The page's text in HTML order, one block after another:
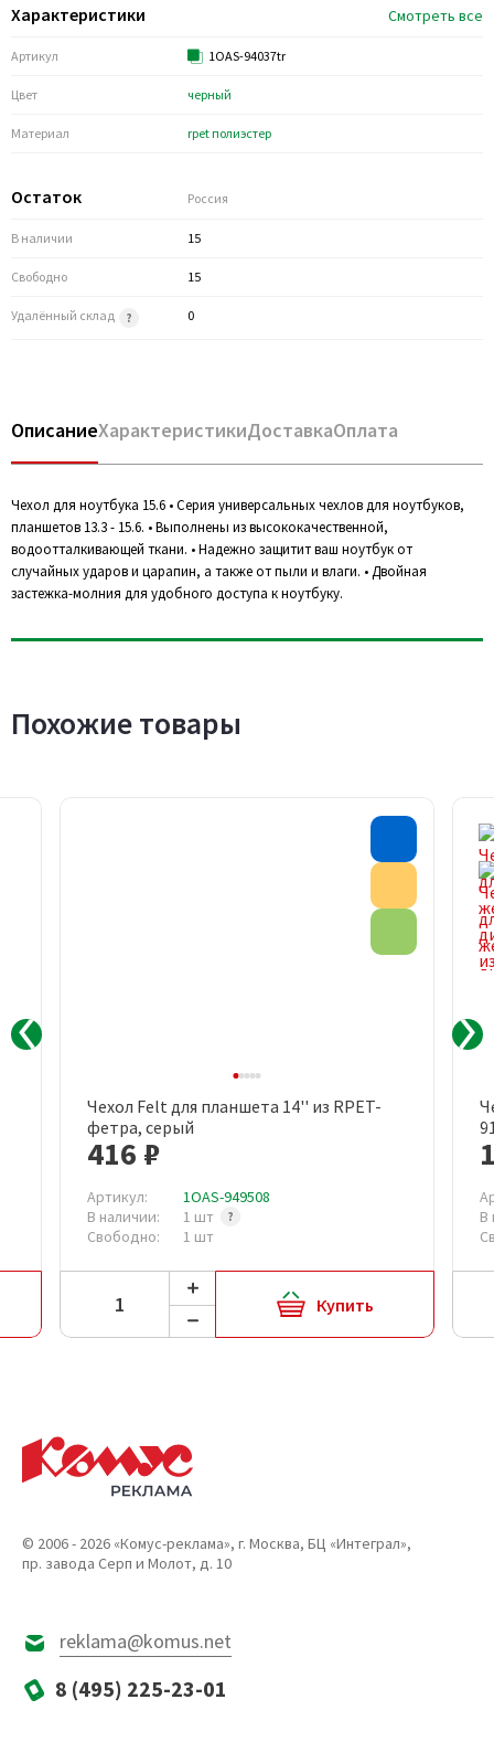
Характеристики Смотреть все
Артикул 1OAS-94037tr
Цвет черный
Материал rpet полиэстер
Остаток Россия
В наличии 15
Свободно 15
Удалённый склад 0
ОписаниеХарактеристикиДоставкаОплата
Чехол для ноутбука 15.6 • Серия универсальных чехлов для ноутбуков,
планшетов 13.3 - 15.6. • Выполнены из высококачественной,
водоотталкивающей ткани. • Надежно защитит ваш ноутбук от
случайных ударов и царапин, а также от пыли и влаги. • Двойная
застежка-молния для удобного доступа к ноутбуку.
Похожие товары
Хит
Эко товар
Чехол Felt для планшета 14'' из RPET-
фетра, серый
416 ₽
Артикул:
1OAS-949508
В наличии:
1 шт
Свободно:
1 шт
Купить
В
© 2006 - 2026 «Комус-реклама», г. Москва, БЦ «Интеграл»,
пр. завода Серп и Молот, д. 10
reklama@komus.net
8 (495) 225-23-01